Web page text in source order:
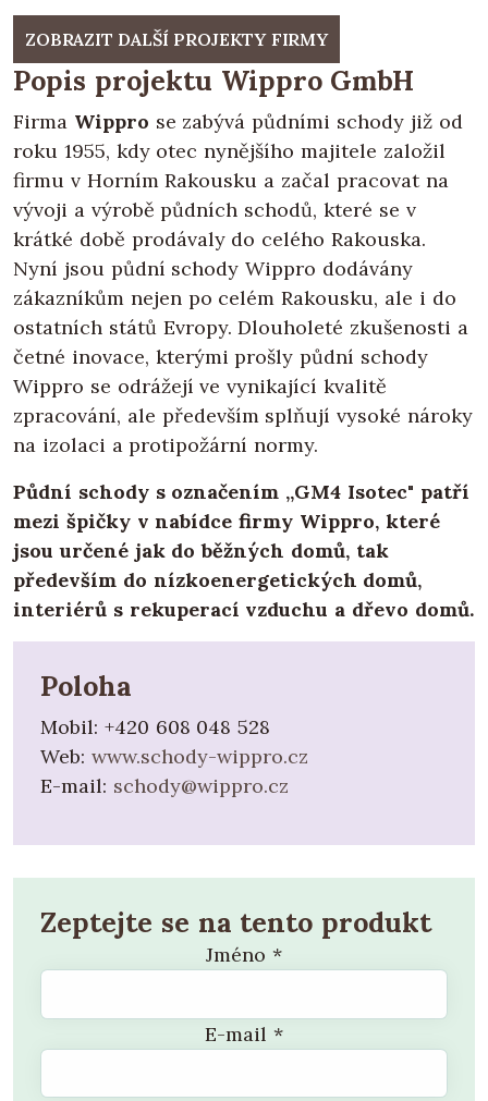
ZOBRAZIT DALŠÍ PROJEKTY FIRMY
Popis projektu Wippro GmbH
Firma Wippro se zabývá půdními schody již od
roku 1955, kdy otec nynějšího majitele založil
firmu v Horním Rakousku a začal pracovat na
vývoji a výrobě půdních schodů, které se v
krátké době prodávaly do celého Rakouska.
Nyní jsou půdní schody Wippro dodávány
zákazníkům nejen po celém Rakousku, ale i do
ostatních států Evropy. Dlouholeté zkušenosti a
četné inovace, kterými prošly půdní schody
Wippro se odrážejí ve vynikající kvalitě
zpracování, ale především splňují vysoké nároky
na izolaci a protipožární normy.
Půdní schody s označením „GM4 Isotec" patří
mezi špičky v nabídce firmy Wippro, které
jsou určené jak do běžných domů, tak
především do nízkoenergetických domů,
interiérů s rekuperací vzduchu a dřevo domů.
Poloha
Mobil: +420 608 048 528
Web: www.schody-wippro.cz
E-mail: schody@wippro.cz
Zeptejte se na tento produkt
Jméno *
E-mail *